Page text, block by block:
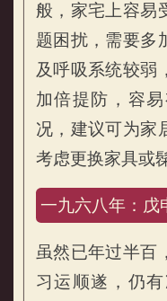
般，家宅上容易
题困扰，需要多
及呼吸系统较弱
加倍提防，容
况，建议可为家
考虑更换家具或
一九六八年：戊
虽然已年过半百
习运顺遂，仍